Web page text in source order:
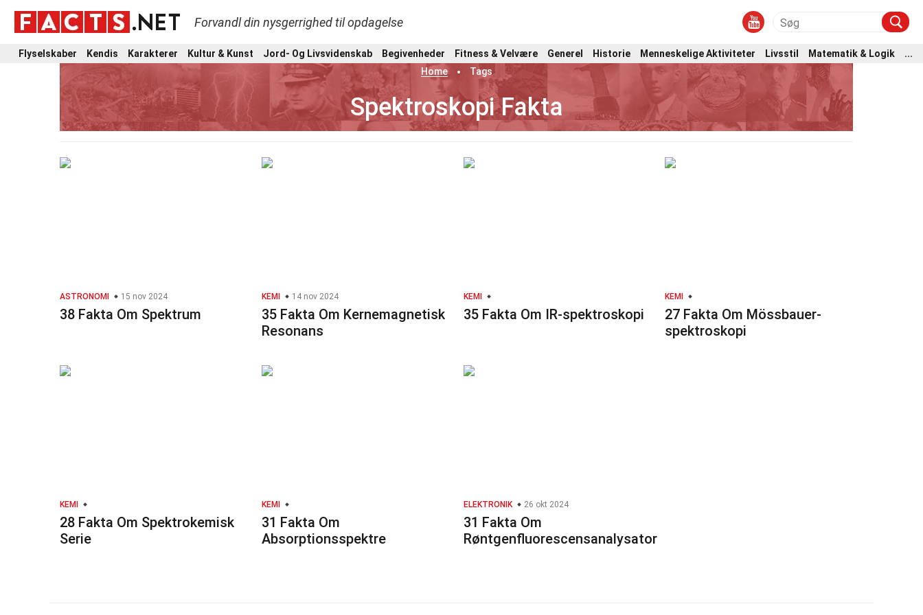
Forvandl din nysgerrighed til opdagelse
Flyselskaber Kendis Karakterer Kultur & Kunst Jord- Og Livsvidenskab Begivenheder Fitness & Velvære Generel Historie Menneskelige Aktiviteter Livsstil Matematik & Logik
...
Home
Tags
Spektroskopi Fakta
ASTRONOMI 15 nov 2024
38 Fakta Om Spektrum
KEMI 14 nov 2024
35 Fakta Om Kernemagnetisk
Resonans
KEMI
35 Fakta Om IR-spektroskopi
KEMI
27 Fakta Om Mössbauer-
spektroskopi
KEMI
28 Fakta Om Spektrokemisk
Serie
KEMI
31 Fakta Om
Absorptionsspektre
ELEKTRONIK 26 okt 2024
31 Fakta Om
Røntgenfluorescensanalysator